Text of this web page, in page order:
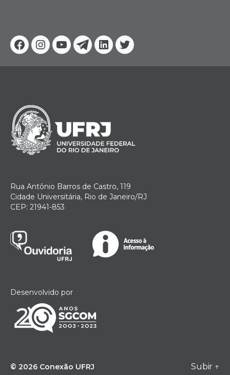
Facebook
Instagram
YoutubeTelegram
Linkedin
Twitter
Rua Antônio Barros de Castro, 119
Cidade Universitária, Rio de Janeiro/RJ
CEP: 21941-853
Desenvolvido por
© 2026 Conexão UFRJ Subir ↑